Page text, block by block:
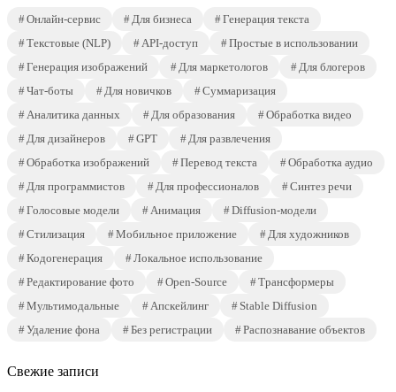
Онлайн-сервис Для бизнеса
Генерация текста
Текстовые (NLP)
API-доступ
Простые в использовании
Генерация изображений
Для маркетологов
Для блогеров
Чат-боты
Для новичков
Суммаризация
Аналитика данных
Для образования
Обработка видео
Для дизайнеров
GPT
Для развлечения
Обработка изображений
Перевод текста
Обработка аудио
Для программистов
Для профессионалов
Синтез речи
Голосовые модели
Анимация
Diffusion-модели
Стилизация
Мобильное приложение
Для художников
Кодогенерация
Локальное использование
Редактирование фото
Open-Source
Трансформеры
Мультимодальные
Апскейлинг
Stable Diffusion
Удаление фона
Без регистрации Распознавание объектов
Свежие записи